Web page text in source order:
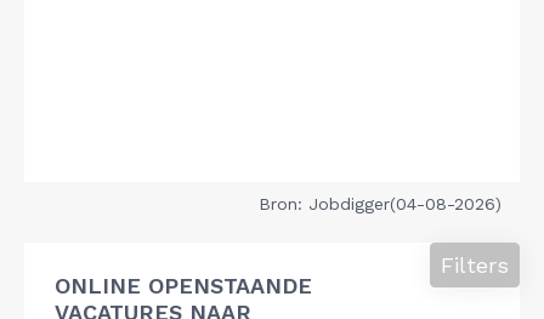
Bron: Jobdigger(04-08-2026)
ONLINE OPENSTAANDE
VACATURES NAAR
Filters